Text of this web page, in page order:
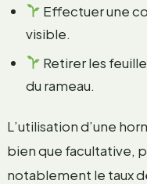
Effectuer une
visible.
Retirer les
du rameau.
L’utilisation d’une
bien que facultative,
notablement le taux